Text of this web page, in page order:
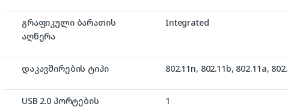
გრაფიკული ბარათის
აღწერა
‎Integrated
დაკავშირების ტიპი ‎802.11n, 802.11b, 802.11a,
USB 2.0 პორტების
1